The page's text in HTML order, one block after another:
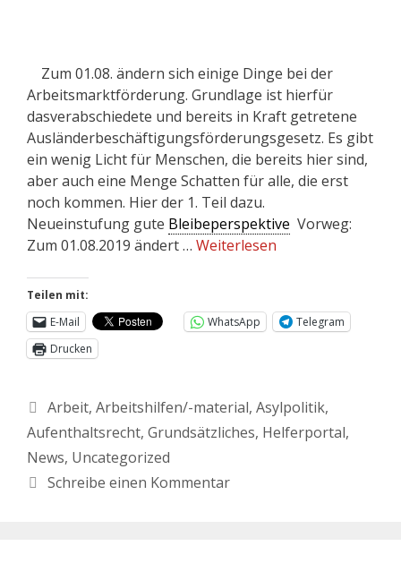
Zum 01.08. ändern sich einige Dinge bei der
Arbeitsmarktförderung. Grundlage ist hierfür
dasverabschiedete und bereits in Kraft getretene
Ausländerbeschäftigungsförderungsgesetz. Es gibt
ein wenig Licht für Menschen, die bereits hier sind,
aber auch eine Menge Schatten für alle, die erst
noch kommen. Hier der 1. Teil dazu.
Neueinstufung gute Bleibeperspektive Vorweg:
Zum 01.08.2019 ändert … Weiterlesen
Teilen mit:
E-Mail
WhatsApp
Telegram
Drucken
Arbeit, Arbeitshilfen/-material, Asylpolitik,
Aufenthaltsrecht, Grundsätzliches, Helferportal,
News, Uncategorized
Schreibe einen Kommentar